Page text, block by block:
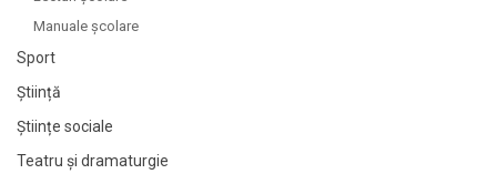
Manuale şcolare
Sport
Știință
Științe sociale
Teatru și dramaturgie